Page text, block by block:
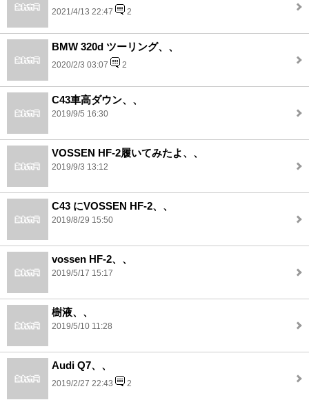
2021/4/13 22:47 2
BMW 320d ツーリング、、
2020/2/3 03:07 2
C43車高ダウン、、
2019/9/5 16:30
VOSSEN HF-2履いてみたよ、、
2019/9/3 13:12
C43 にVOSSEN HF-2、、
2019/8/29 15:50
vossen HF-2、、
2019/5/17 15:17
樹液、、
2019/5/10 11:28
Audi Q7、、
2019/2/27 22:43 2